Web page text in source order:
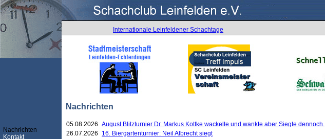
Internationale Leinfeldener Schachtage
Nachrichten
Nachrichten
Kontakt
05.08.2026 August Blitzturnier Dr. Markus Kottke wackelte und wankte aber Siegte dennoch.
26.07.2026
16. Biergartenturnier: Neil Albrecht siegt